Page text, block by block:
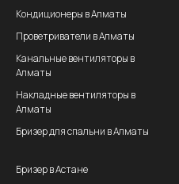
Кондиционеры в Алматы
Проветриватели в Алматы
Канальные вентиляторы в
Алматы
Накладные вентиляторы в
Алматы
Бризер для спальни в Алматы
Бризер в Астане